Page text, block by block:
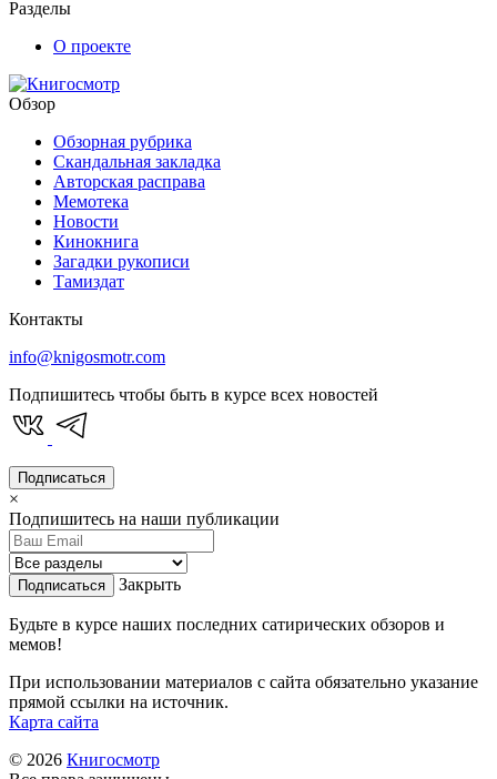
Разделы
О проекте
Обзор
Обзорная рубрика
Скандальная закладка
Авторская расправа
Мемотека
Новости
Кинокнига
Загадки рукописи
Тамиздат
Контакты
info@knigosmotr.com
Подпишитесь чтобы быть в курсе всех новостей
Подписаться
×
Подпишитесь на наши публикации
Подписаться Закрыть
Будьте в курсе наших последних сатирических обзоров и
мемов!
При использовании материалов с сайта обязательно указание
прямой ссылки на источник.
Карта сайта
© 2026 Книгосмотр